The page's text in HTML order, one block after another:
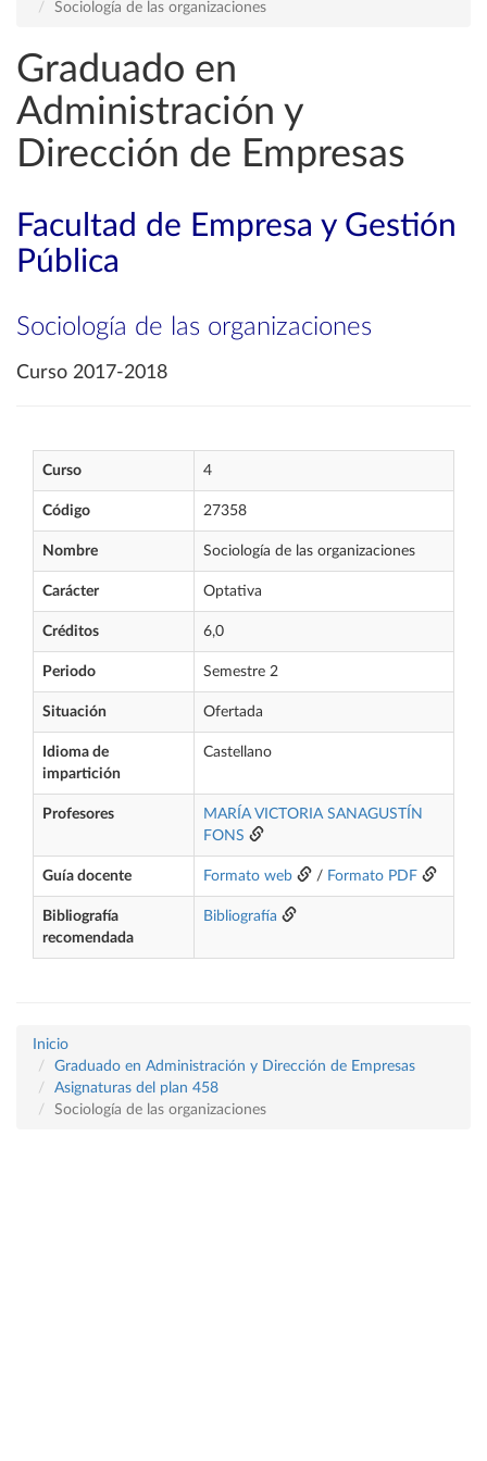
Sociología de las organizaciones
Graduado en
Administración y
Dirección de Empresas
Facultad de Empresa y Gestión
Pública
Sociología de las organizaciones
Curso 2017-2018
Curso 4
Código 27358
Nombre Sociología de las organizaciones
Carácter Optativa
Créditos 6,0
Periodo Semestre 2
Situación Ofertada
Idioma de
impartición
Castellano
Profesores
MARÍA VICTORIA SANAGUSTÍN
FONS
Guía docente Formato web / Formato PDF
Bibliografía
recomendada
Bibliografía
Inicio
Graduado en Administración y Dirección de Empresas
Asignaturas del plan 458
Sociología de las organizaciones